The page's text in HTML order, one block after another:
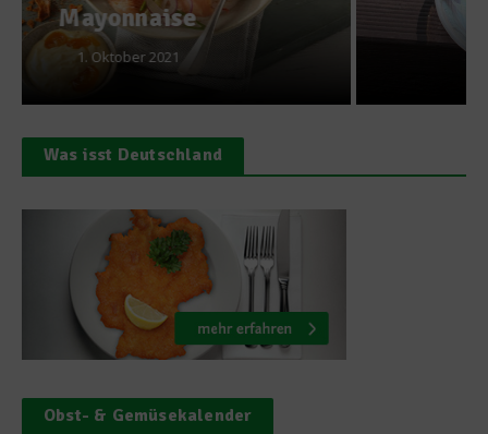
Varianten
Was isst Deutschland
Obst- & Gemüsekalender